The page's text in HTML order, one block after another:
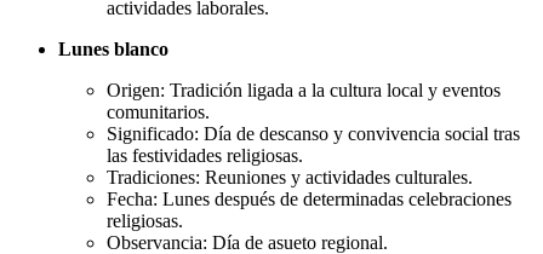
actividades laborales.
Lunes blanco
Origen: Tradición ligada a la cultura local y eventos
comunitarios.
Significado: Día de descanso y convivencia social tras
las festividades religiosas.
Tradiciones: Reuniones y actividades culturales.
Fecha: Lunes después de determinadas celebraciones
religiosas.
Observancia: Día de asueto regional.